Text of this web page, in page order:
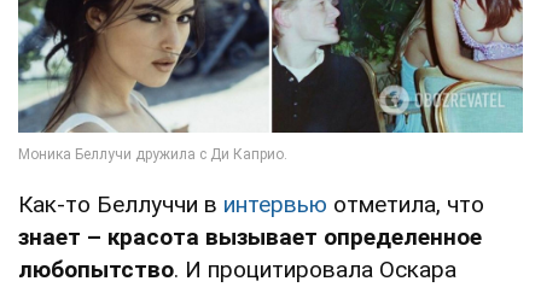
Как-то Беллуччи в интервью отметила, что
знает – красота вызывает определенное
любопытство. И процитировала Оскара